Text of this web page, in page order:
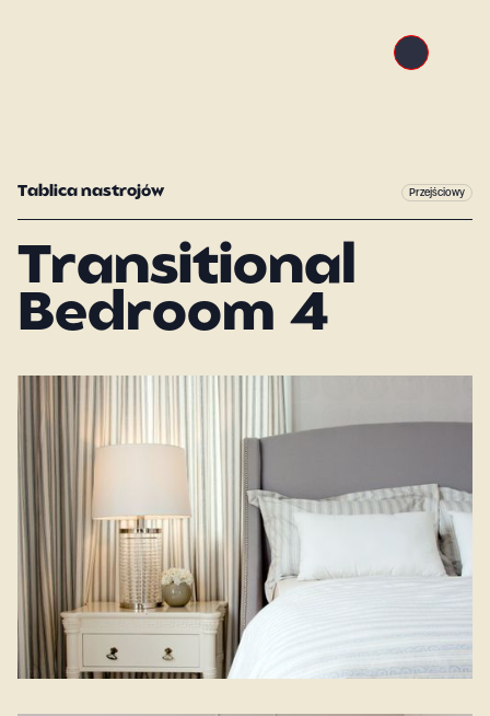
Tablica nastrojów Przejściowy
Transitional
Bedroom 4